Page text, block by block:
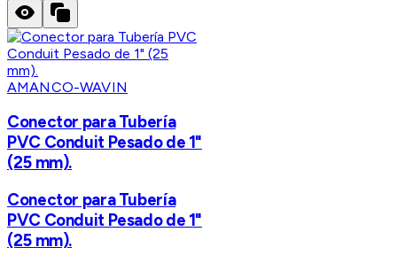
AMANCO-WAVIN
Conector para Tubería
PVC Conduit Pesado de 1"
(25 mm).
Conector para Tubería
PVC Conduit Pesado de 1"
(25 mm).